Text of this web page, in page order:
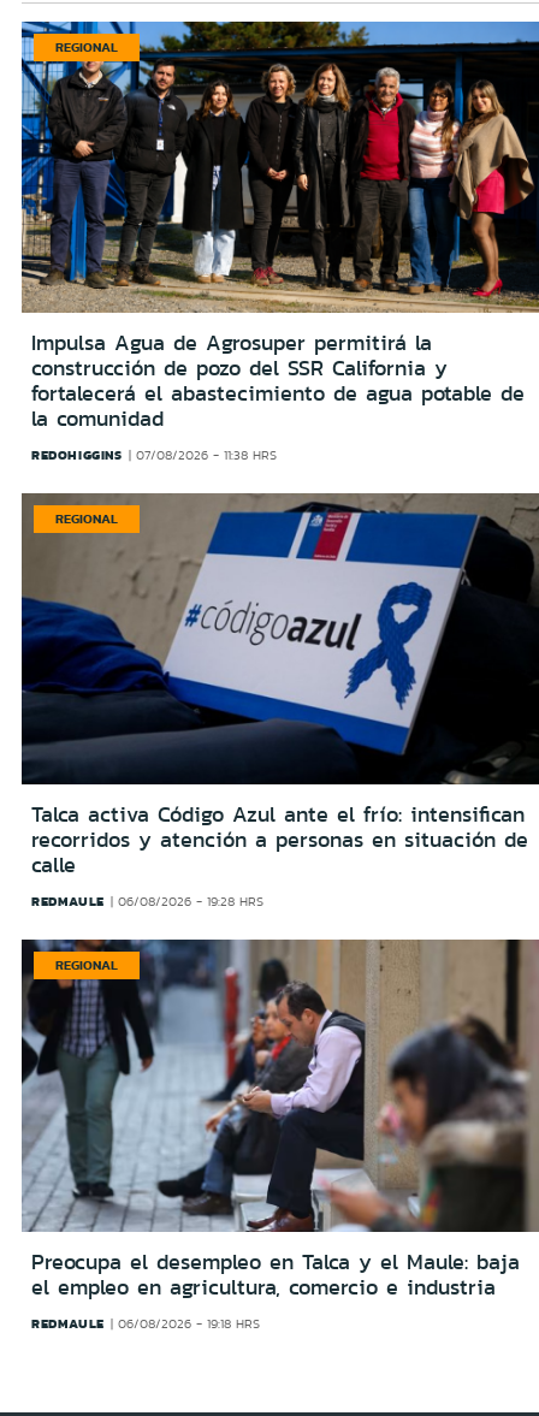
REGIONAL
Impulsa Agua de Agrosuper permitirá la
construcción de pozo del SSR California y
fortalecerá el abastecimiento de agua potable de
la comunidad
REDOHIGGINS 07/08/2026 - 11:38 HRS
REGIONAL
Talca activa Código Azul ante el frío: intensifican
recorridos y atención a personas en situación de
calle
REDMAULE 06/08/2026 - 19:28 HRS
REGIONAL
Preocupa el desempleo en Talca y el Maule: baja
el empleo en agricultura, comercio e industria
REDMAULE 06/08/2026 - 19:18 HRS